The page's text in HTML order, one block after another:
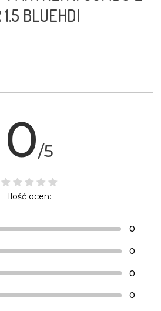
BLUEHDI
0/5
Ilość ocen:
0
0
0
0